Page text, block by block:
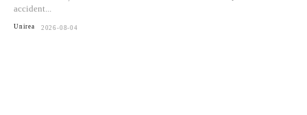
accident...
Unirea 2026-08-04